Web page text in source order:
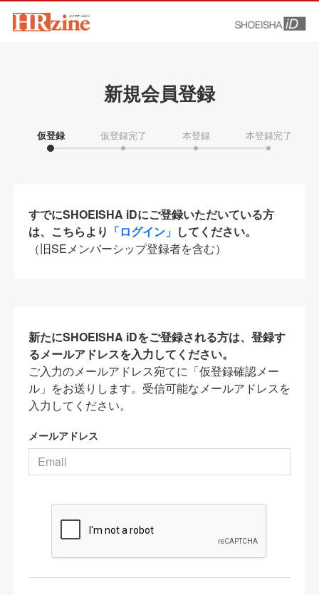
新規会員登録
仮登録 仮登録完了 本登録 本登録完了
すでにSHOEISHA iDにご登録いただいている方
は、こちらより 「ログイン」 してください。
（旧SEメンバーシップ登録者を含む）
新たにSHOEISHA iDをご登録される方は、登録す
るメールアドレスを入力してください。
ご入力のメールアドレス宛てに「仮登録確認メー
ル」をお送りします。受信可能なメールアドレスを
入力してください。
メールアドレス